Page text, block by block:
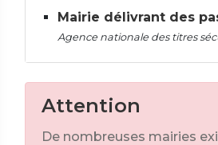
Mairie délivrant des
Agence nationale des titres
Attention
De nombreuses mairies